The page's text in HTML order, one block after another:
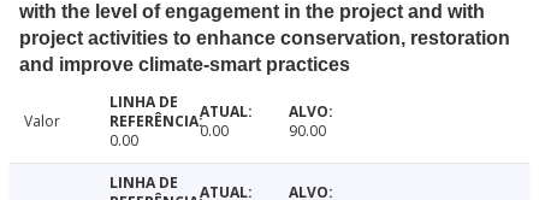
with the level of engagement in the project and with
project activities to enhance conservation, restoration
and improve climate-smart practices
Valor
0.00
0.00 90.00